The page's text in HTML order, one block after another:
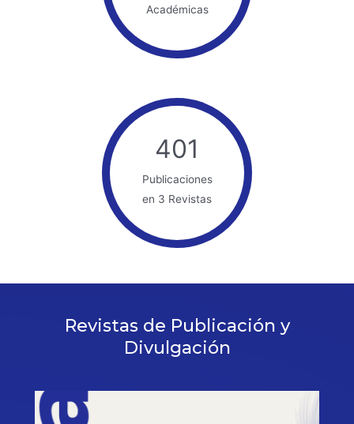
Académicas
401
Publicaciones
en 3 Revistas
Revistas de Publicación y
Divulgación